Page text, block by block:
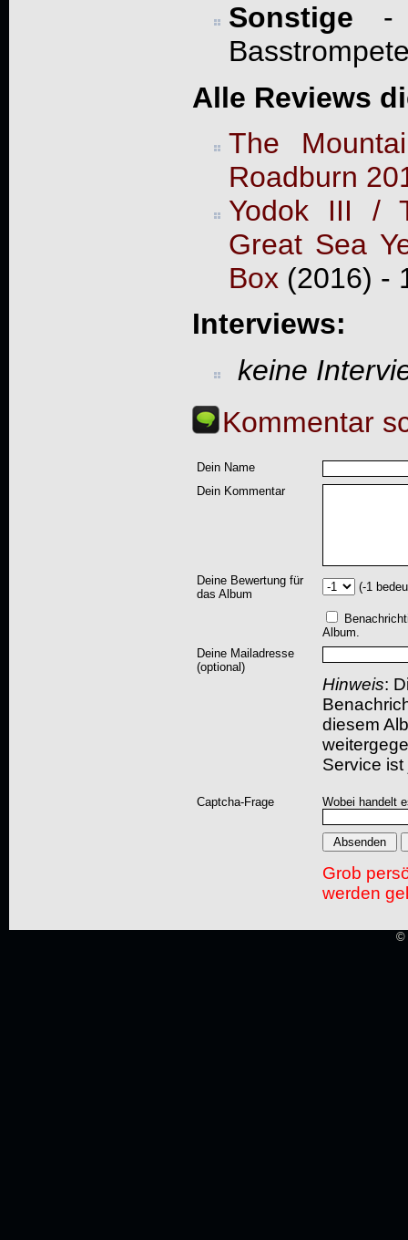
Sonstige -
Alle Reviews
The
Roadburn
Yodok III /
Great Sea
Box (2016) -
Interviews:
keine
Kommentar
Dein Name
Dein Kommentar
Deine Bewertung für
das Album
(-1
Album.
Deine Mailadresse
(optional)
Hinweis:
diesem
Service
Captcha-Frage Wobei handelt
Grob
werden
©